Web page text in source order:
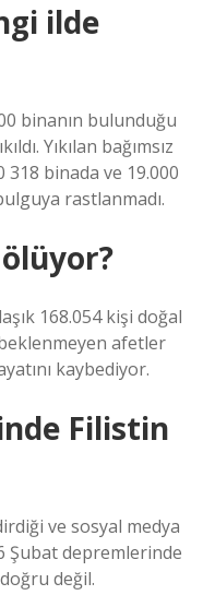
ilde
binanın bulunduğu
Yıkılan bağımsız
318 binada ve 19.000
rastlanmadı.
168.054 kişi doğal
afetler
kaybediyor.
Filistin
ve sosyal medya
Şubat depremlerinde
değil.